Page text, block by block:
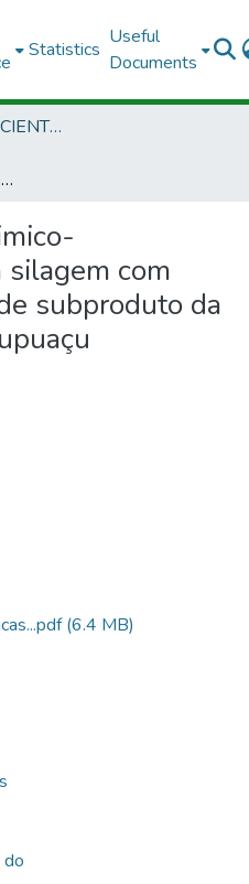
Statistics
Useful
Documents
PCS - PRODUÇÃO CIENTÍFICA DOS SERVIDORES
Características quimico-bromatológicas da silagem com níveis crescentes de subproduto da agroindústria do cupuaçu
com
subproduto da
(6.4 MB)
do